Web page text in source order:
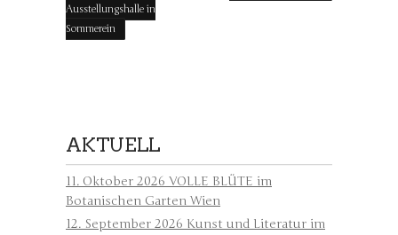
Ausstellungshalle in
Sommerein
AKTUELL
11. Oktober 2026 VOLLE BLÜTE im
Botanischen Garten Wien
12. September 2026 Kunst und Literatur im